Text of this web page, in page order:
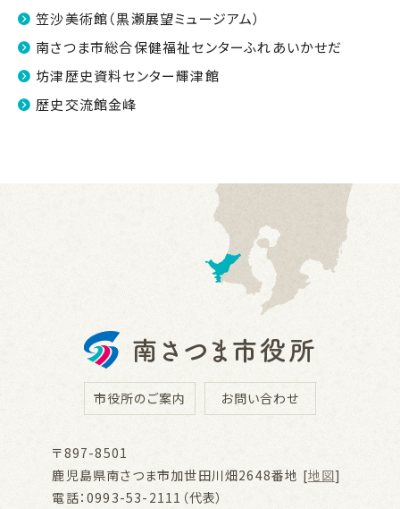
笠沙美術館（黒瀬展望ミュージアム）
南さつま市総合保健福祉センターふれあいかせだ
坊津歴史資料センター輝津館
歴史交流館金峰
市役所のご案内 お問い合わせ
〒897-8501
鹿児島県南さつま市加世田川畑2648番地 [地図]
電話：0993-53-2111（代表）